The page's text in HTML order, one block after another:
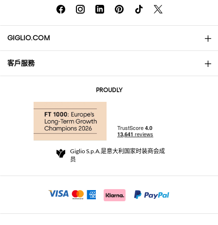
GIGLIO.COM
About
Community Store
Beauty Seekers VIP Club
客戶服務
退货与退款
For a safe shopping experience
Security Communication
PROUDLY
Giglio S.p.A.是意大利国家时装商会成
员